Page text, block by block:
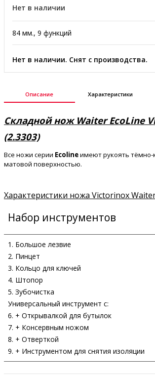
Нет в наличии
84 мм., 9 функций
Нет в наличии. Снят с производства.
Описание Характеристики
Складной нож Waiter EcoLine
(2.3303)
Все ножи серии Ecolineимеют рукоять тёмно-
матовой поверхностью.
Характеристики ножа Victorinox
Набор инструментов
1. Большое лезвие
2. Пинцет
3. Кольцо для ключей
4. Штопор
5. Зубочистка
Универсальный инструмент c:
6. + Открывалкой для бутылок
7. + Консервным ножом
8. + Отверткой
9. + Инструментом для снятия изоляции